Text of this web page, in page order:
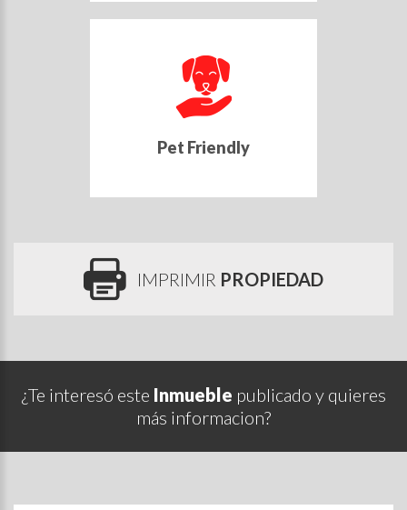
Pet Friendly
IMPRIMIR PROPIEDAD
¿Te interesó este Inmueble publicado y quieres
más informacion?